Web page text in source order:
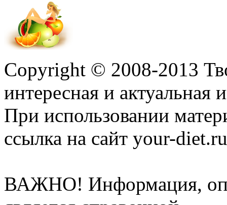
Copyright © 2008-2013
интересная и
При использовании
ссылка на сайт your-
ВАЖНО! Информация,